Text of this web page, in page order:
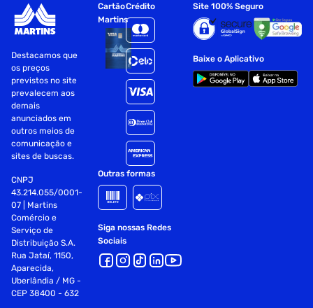
Destacamos que
os preços
previstos no site
prevalecem aos
demais
anunciados em
outros meios de
comunicação e
sites de buscas.
CNPJ
43.214.055/0001-
07 | Martins
Comércio e
Serviço de
Distribuição S.A.
Rua Jataí, 1150,
Aparecida,
Uberlândia / MG -
CEP 38400 - 632
Cartão
Martins
Crédito
Outras formas
Siga nossas Redes
Sociais
Site 100% Seguro
Baixe o Aplicativo